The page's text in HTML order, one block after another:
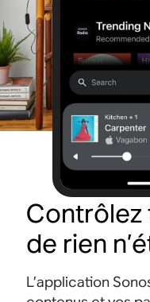
Contrôlez
de rien
L’application